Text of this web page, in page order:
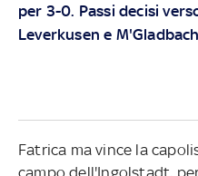
per 3-0. Passi decisi
Leverkusen e
Fatrica ma vince la
campo dell'Ingolstadt,